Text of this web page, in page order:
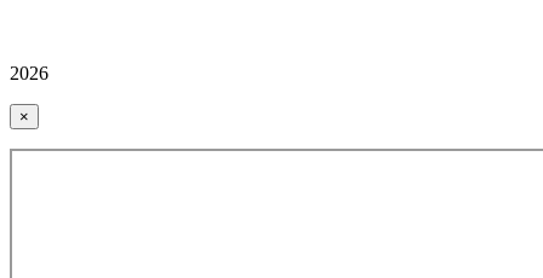
2026
×